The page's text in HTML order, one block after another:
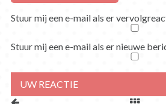
Stuur mij een e-mail als er
Stuur mij een e-mail als er nieuwe